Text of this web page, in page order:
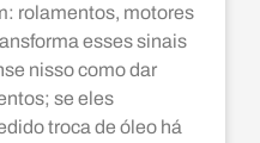
rolamentos, motores
esses sinais
nisso como dar
se eles
troca de óleo há